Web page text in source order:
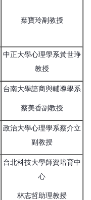
葉寶玲副教授
中正大學心理學系黃世琤
教授
台南大學諮商與輔導學系
蔡美香副教授
政治大學心理學系蔡介立
副教授
台北科技大學師資培育中
心
林志哲助理教授